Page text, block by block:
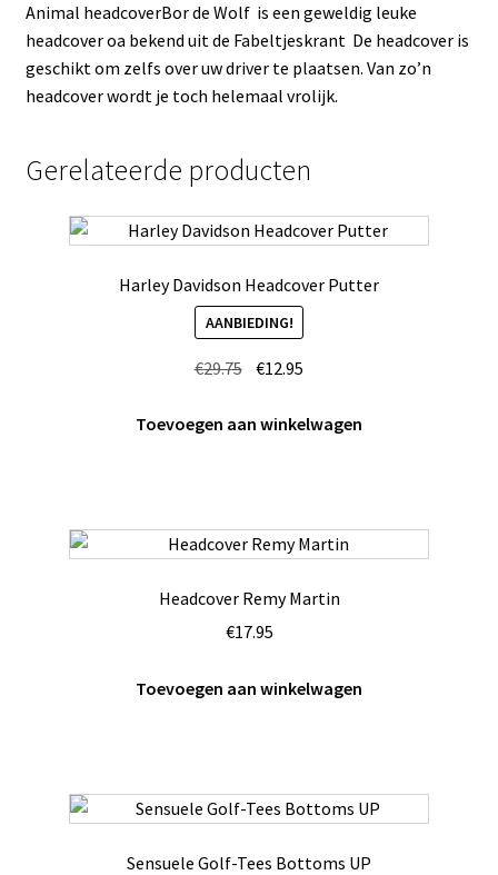
Animal headcoverBor de Wolf is een geweldig leuke
headcover oa bekend uit de Fabeltjeskrant De headcover is
geschikt om zelfs over uw driver te plaatsen. Van zo’n
headcover wordt je toch helemaal vrolijk.
Gerelateerde producten
Harley Davidson Headcover Putter
AANBIEDING!
€29.75 Oorspronkelijke
was:
€12.95
is:
Toevoegen aan winkelwagen
Headcover Remy Martin
€17.95
Toevoegen aan winkelwagen
Sensuele Golf-Tees Bottoms UP